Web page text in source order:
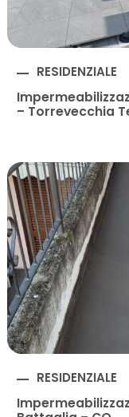
RESIDENZIALE
– Torrevecchia
RESIDENZIALE